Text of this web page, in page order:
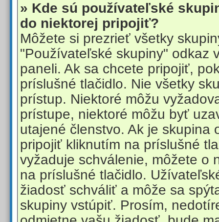
» Kde sú používateľské
do niektorej pripojiť?
Môžete si prezrieť všetky
"Používateľské skupiny" odkaz
paneli. Ak sa chcete pripojiť,
príslušné tlačidlo. Nie všetky
prístup. Niektoré môžu
prístupe, niektoré môžu byť
utajené členstvo. Ak je skupina
pripojiť kliknutím na príslušné
vyžaduje schválenie, môžete o
na príslušné tlačidlo.
žiadosť schváliť a môže sa
skupiny vstúpiť. Prosím,